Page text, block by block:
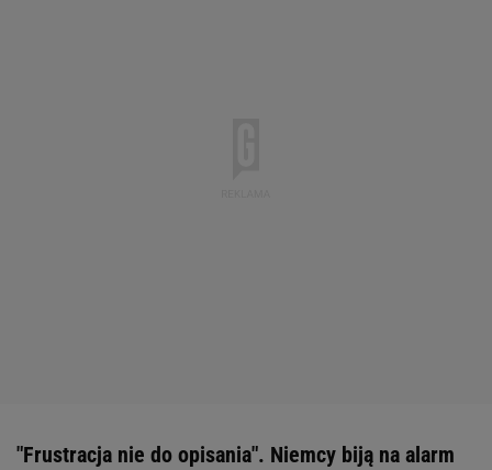
"Frustracja nie do opisania". Niemcy biją na alarm